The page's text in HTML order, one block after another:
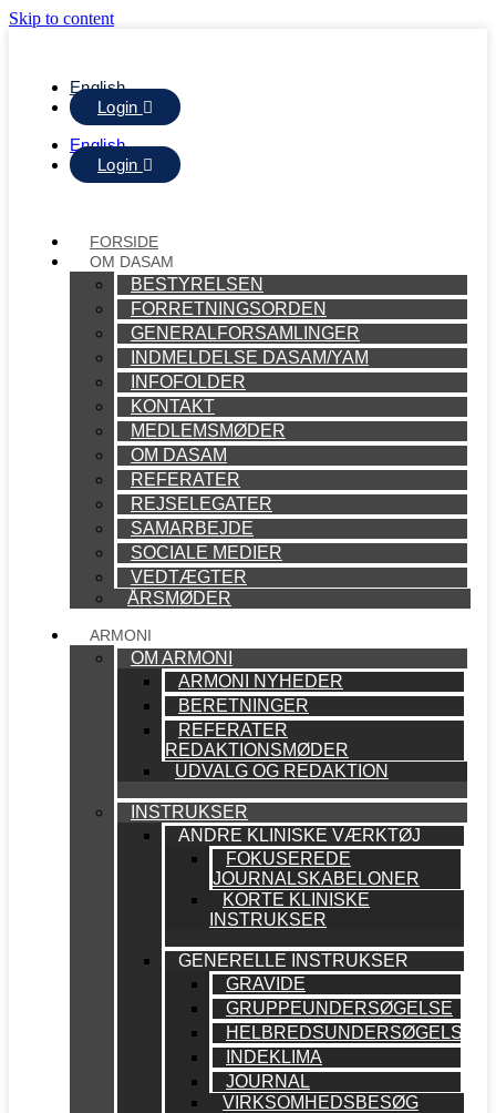
Skip to content
English
Login
English
Login
FORSIDE
OM DASAM
BESTYRELSEN
FORRETNINGSORDEN
GENERALFORSAMLINGER
INDMELDELSE DASAM/YAM
INFOFOLDER
KONTAKT
MEDLEMSMØDER
OM DASAM
REFERATER
REJSELEGATER
SAMARBEJDE
SOCIALE MEDIER
VEDTÆGTER
ÅRSMØDER
ARMONI
OM ARMONI
ARMONI NYHEDER
BERETNINGER
REFERATER
REDAKTIONSMØDER
UDVALG OG REDAKTION
INSTRUKSER
ANDRE KLINISKE VÆRKTØJ
FOKUSEREDE
JOURNALSKABELONER
KORTE KLINISKE
INSTRUKSER
GENERELLE INSTRUKSER
GRAVIDE
GRUPPEUNDERSØGELSE
HELBREDSUNDERSØGELSE
INDEKLIMA
JOURNAL
VIRKSOMHEDSBESØG